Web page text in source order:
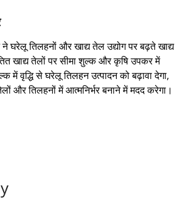
घरेलू तिलहनों और खाद्य तेल उद्योग पर बढ़ते खाद्य
खाद्य तेलों पर सीमा शुल्क और कृषि उपकर में
में वृद्धि से घरेलू तिलहन उत्पादन को बढ़ावा देगा,
और तिलहनों में आत्मनिर्भर बनाने में मदद करेगा।